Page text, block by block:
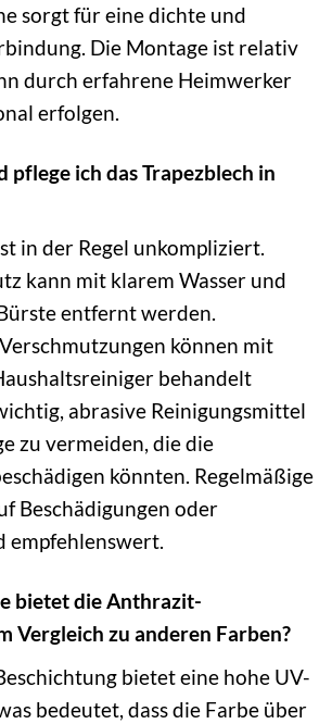
sorgt für eine dichte und
Die Montage ist relativ
durch erfahrene Heimwerker
erfolgen.
pflege ich das Trapezblech in
in der Regel unkompliziert.
kann mit klarem Wasser und
entfernt werden.
können mit
behandelt
abrasive Reinigungsmittel
zu vermeiden, die die
könnten. Regelmäßige
Beschädigungen oder
empfehlenswert.
bietet die Anthrazit-
Vergleich zu anderen Farben?
bietet eine hohe UV-
bedeutet, dass die Farbe über